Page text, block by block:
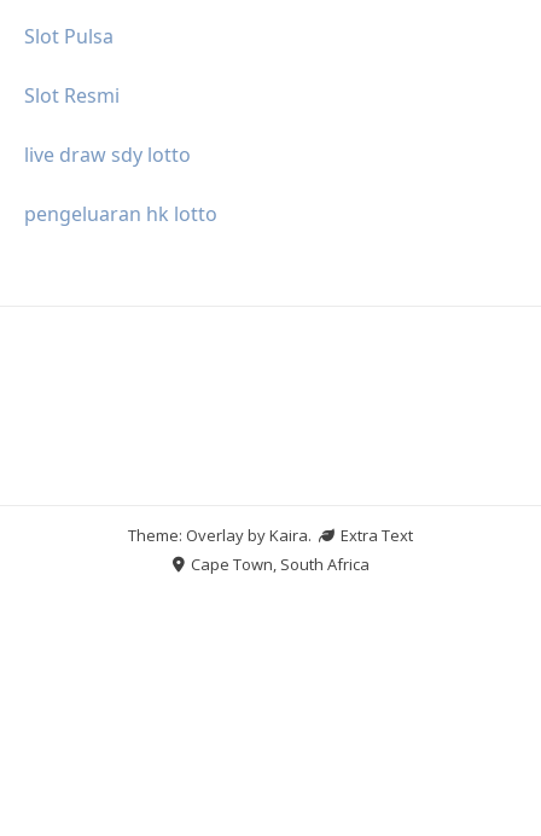
Slot Pulsa
Slot Resmi
live draw sdy lotto
pengeluaran hk lotto
Theme: Overlay byKaira.
Extra Text
Cape Town, South Africa